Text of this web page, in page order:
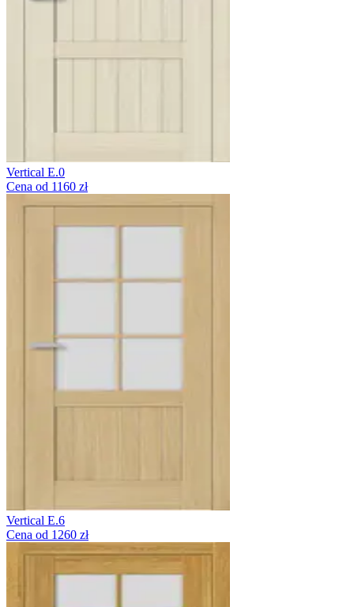
Vertical E.0
Cena od 1160 zł
Vertical E.6
Cena od 1260 zł